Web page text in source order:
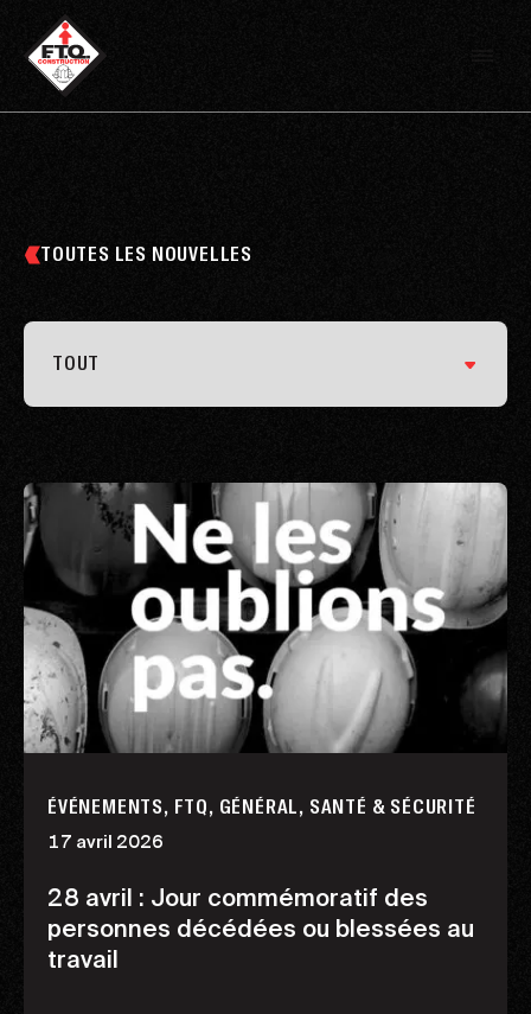
TOUTES LES NOUVELLES
ÉVÉNEMENTS, FTQ, GÉNÉRAL, SANTÉ & SÉCURITÉ
17 avril 2026
28 avril : Jour commémoratif des
personnes décédées ou blessées au
travail